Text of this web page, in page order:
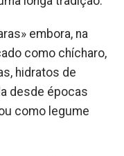
embora, na
como chícharo,
hidratos de
desde épocas
como legume